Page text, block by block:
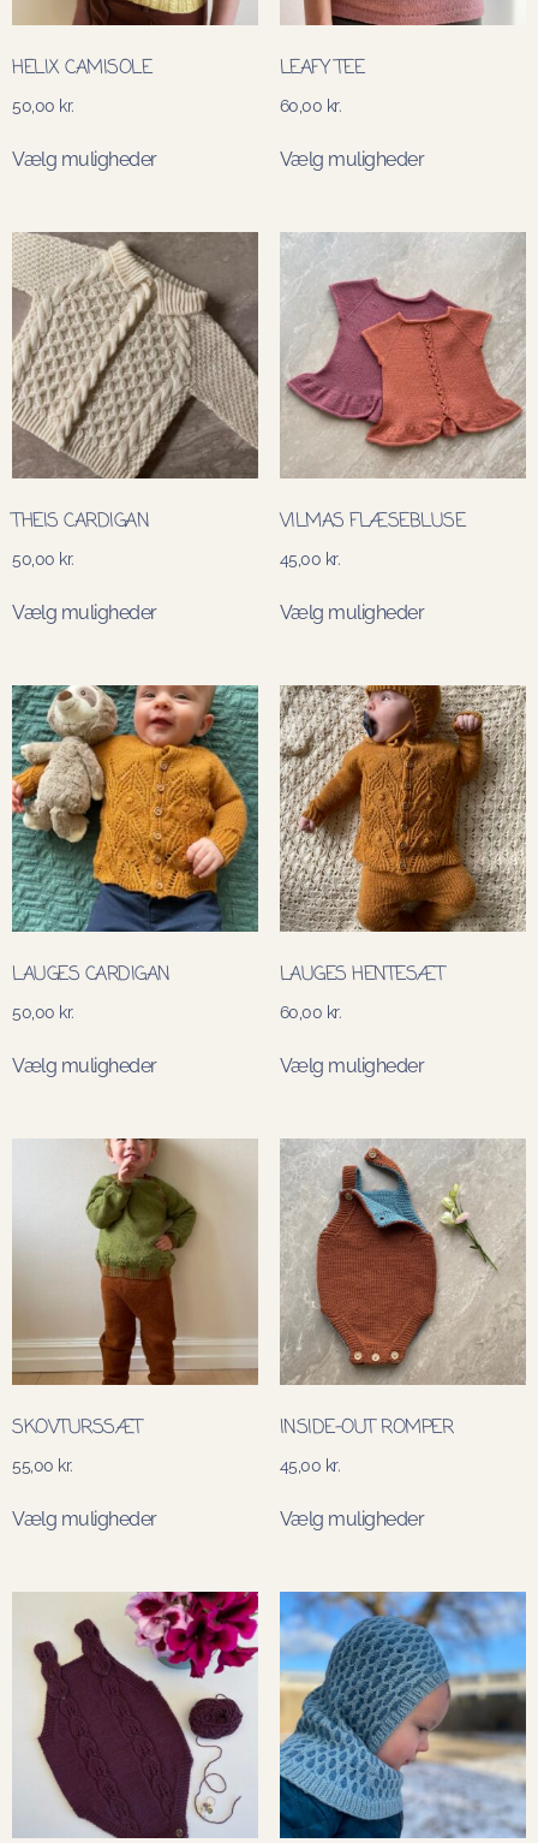
HELIX CAMISOLE
50,00 kr.
Vælg muligheder
LEAFY TEE
60,00 kr.
Vælg muligheder
THEIS CARDIGAN
50,00 kr.
Vælg muligheder
VILMAS FLÆSEBLUSE
45,00 kr.
Vælg muligheder
LAUGES CARDIGAN
50,00 kr.
Vælg muligheder
LAUGES HENTESÆT
60,00 kr.
Vælg muligheder
SKOVTURSSÆT
55,00 kr.
Vælg muligheder
INSIDE-OUT ROMPER
45,00 kr.
Vælg muligheder